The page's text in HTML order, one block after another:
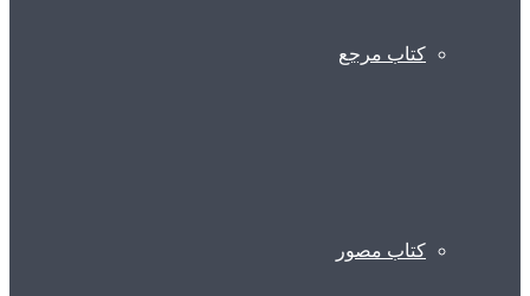
کتاب مرجع
کتاب مصور